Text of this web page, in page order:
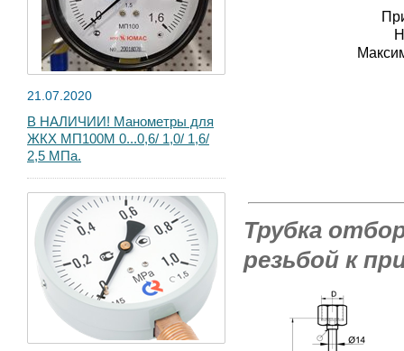
21.07.2020
В НАЛИЧИИ! Манометры для
ЖКХ МП100М 0...0,6/ 1,0/ 1,6/
2,5 МПа.
Трубка
резьбой к